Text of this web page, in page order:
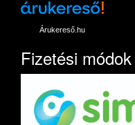
Árukereső.hu
Fizetési módok